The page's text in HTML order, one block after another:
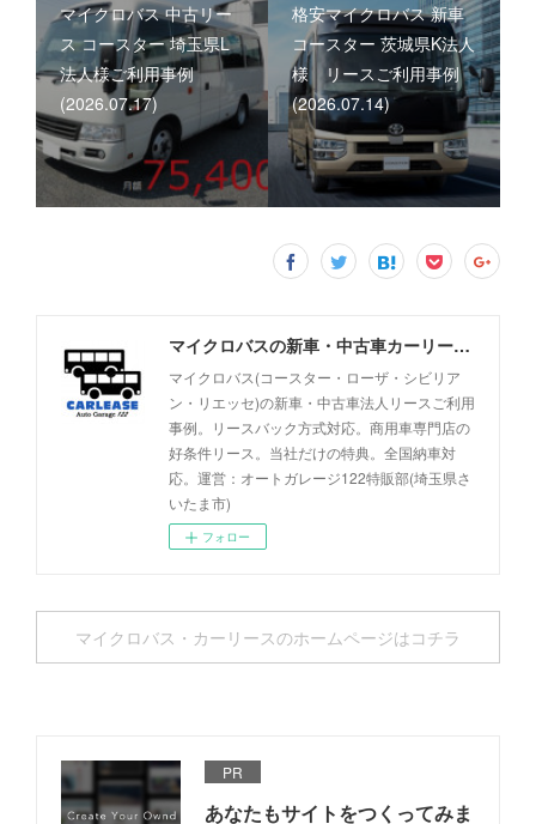
マイクロバス 中古リー
ス コースター 埼玉県L
法人様ご利用事例
(2026.07.17)
格安マイクロバス 新車
コースター 茨城県K法人
様 リースご利用事例
(2026.07.14)
マイクロバスの新車・中古車カーリース事例 - オートガレージ122
マイクロバス(コースター・ローザ・シビリア
ン・リエッセ)の新車・中古車法人リースご利用
事例。リースバック方式対応。商用車専門店の
好条件リース。当社だけの特典。全国納車対
応。運営：オートガレージ122特販部(埼玉県さ
いたま市)
フォロー
マイクロバス・カーリースのホームページはコチラ
PR
あなたもサイトをつくってみま